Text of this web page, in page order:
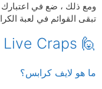
ومع ذلك ، ضع في اعتبارك
تبقى القوائم في لعبة
🙋 Live Craps الأسئلة المتداولة
ما هو لايف كرابس؟